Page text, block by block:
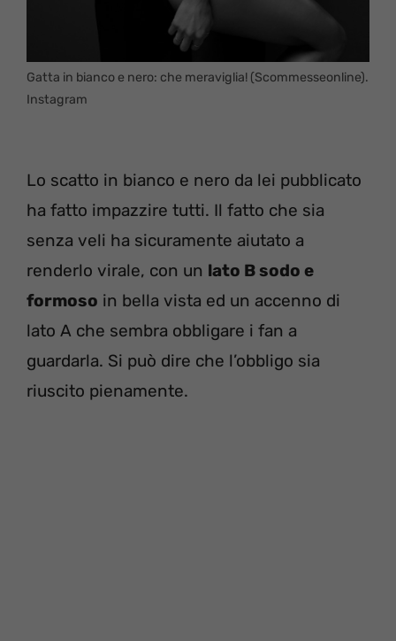
Gatta in bianco e nero: che meraviglia! (Scommesseonline).
Instagram
Lo scatto in bianco e nero da lei pubblicato
ha fatto impazzire tutti. Il fatto che sia
senza veli ha sicuramente aiutato a
renderlo virale, con un lato B sodo e
formoso in bella vista ed un accenno di
lato A che sembra obbligare i fan a
guardarla. Si può dire che l’obbligo sia
riuscito pienamente.